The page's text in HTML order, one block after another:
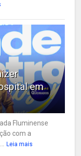
em
Fluminense
com a
Leia mais